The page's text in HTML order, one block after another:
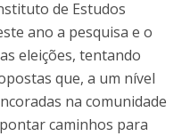
de Estudos
ano a pesquisa e o
eleições, tentando
que, a um nível
na comunidade
caminhos para